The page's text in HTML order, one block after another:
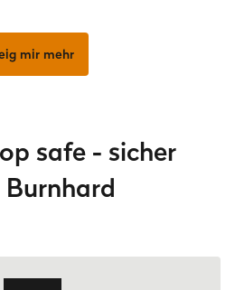
mir mehr
safe - sicher